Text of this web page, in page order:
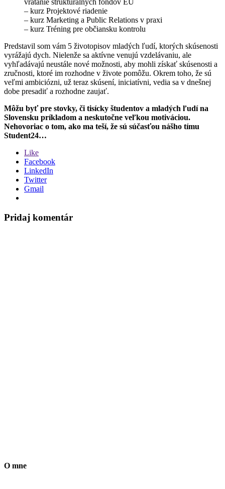
– kurz Projektové riadenie
– kurz Marketing a Public Relations v praxi
– kurz Tréning pre občiansku kontrolu
Predstavil som vám 5 životopisov mladých ľudí, ktorých skúsenosti
vyrážajú dych. Nielenže sa aktívne venujú vzdelávaniu, ale
vyhľadávajú neustále nové možnosti, aby mohli získať skúsenosti a
zručnosti, ktoré im rozhodne v živote pomôžu. Okrem toho, že sú
veľmi ambiciózni, už teraz skúsení, iniciatívni, vedia sa v dnešnej
dobe presadiť a rozhodne zaujať.
Môžu byť pre stovky, či tisícky študentov a mladých ľudí na
Slovensku príkladom a neskutočne veľkou motiváciou.
Nehovoriac o tom, ako ma teší, že sú súčasťou nášho tímu
Student24…
Like
Facebook
LinkedIn
Twitter
Gmail
Pridaj komentár
O mne